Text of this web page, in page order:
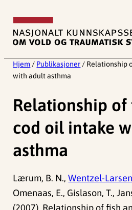
innhold
Hjem / Publikasjoner / Relationship
with adult asthma
Relationship of
cod oil intake
asthma
Lærum, B. N.,Wentzel-
Omenaas, E., Gislason, T.,
(2007). Relationship of fish